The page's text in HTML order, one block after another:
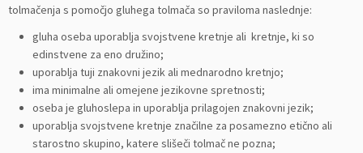
tolmačenja s pomočjo gluhega tolmača so praviloma naslednje:
gluha oseba uporablja svojstvene kretnje ali kretnje, ki so
edinstvene za eno družino;
uporablja tuji znakovni jezik ali mednarodno kretnjo;
ima minimalne ali omejene jezikovne spretnosti;
oseba je gluhoslepa in uporablja prilagojen znakovni jezik;
uporablja svojstvene kretnje značilne za posamezno etično ali
starostno skupino, katere slišeči tolmač ne pozna;